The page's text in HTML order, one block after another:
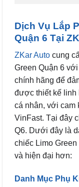
Dịch Vụ Lắp
Quận 6 Tại
ZKar Auto cung
Green Quận 6
chính hãng để
được thiết kế linh
cá nhân, với cam
VinFast. Tại đây
Q6. Dưới đây là
chiếc Limo
và hiện đại hơn:
Danh Mục Phụ